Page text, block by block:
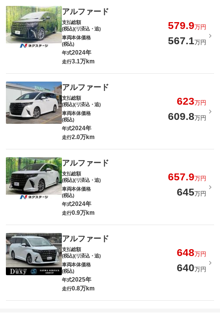
アルファード
支払総額
(税込)(リ済込・追)
579.9万円
車両本体価格
(税込)
567.1万円
年式2024年
走行3.1万km
アルファード
支払総額
(税込)(リ済込・追)
623万円
車両本体価格
(税込)
609.8万円
年式2024年
走行2.0万km
アルファード
支払総額
(税込)(リ済込・追)
657.9万円
車両本体価格
(税込)
645万円
年式2024年
走行0.9万km
アルファード
支払総額
(税込)(リ済込・追)
648万円
車両本体価格
(税込)
640万円
年式2025年
走行0.8万km